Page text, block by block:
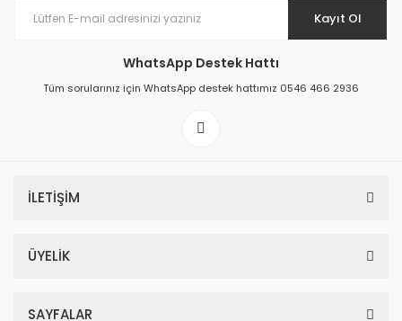
Kayıt Ol
WhatsApp Destek Hattı
Tüm sorularınız için WhatsApp destek hattımız 0546 466 2936
İLETİŞİM
ÜYELİK
SAYFALAR